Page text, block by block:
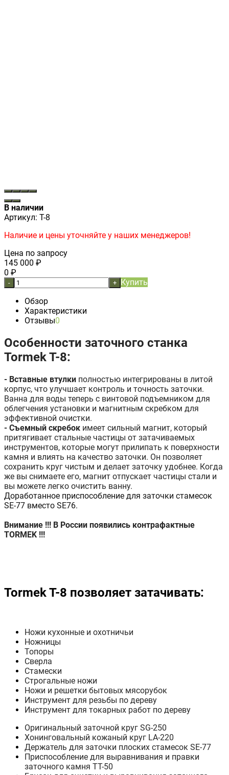
В наличии
Артикул: T-8
Наличие и цены уточняйте у наших менеджеров!
Цена по запросу
145 000 ₽
0 ₽
- + Купить
Обзор
Характеристики
Отзывы0
Особенности заточного станка
Tormek T-8:
- Вставные втулки полностью интегрированы в литой
корпус, что улучшает контроль и точность заточки.
Ванна для воды теперь с винтовой подъемником для
облегчения установки и магнитным скребком для
эффективной очистки.
- Съемный скребок имеет сильный магнит, который
притягивает стальные частицы от затачиваемых
инструментов, которые могут прилипать к поверхности
камня и влиять на качество заточки. Он позволяет
сохранить круг чистым и делает заточку удобнее. Когда
же вы снимаете его, магнит отпускает частицы стали и
вы можете легко очистить ванну.
Доработанное приспособление для заточки стамесок
SE-77 вместо SE76.
Внимание !!! В России появились контрафактные
TORMEK !!!
Tormek T-8 позволяет затачивать:
Ножи кухонные и охотничьи
Ножницы
Топоры
Сверла
Стамески
Строгальные ножи
Ножи и решетки бытовых мясорубок
Инструмент для резьбы по дереву
Инструмент для токарных работ по дереву
Оригинальный заточной круг SG-250
Хонинговальный кожаный круг LA-220
Держатель для заточки плоских стамесок SE-77
Приспособление для выравнивания и правки
заточного камня TT-50